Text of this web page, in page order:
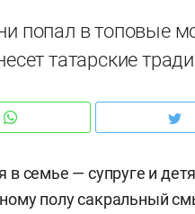
попал в топовые
татарские
в семье — супруге и
полу сакральный